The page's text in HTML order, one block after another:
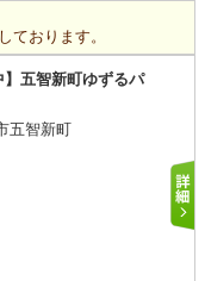
ております。
】五智新町ゆずるパ
五智新町